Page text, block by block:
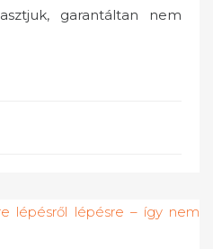
garantáltan nem
lépésről lépésre – így nem